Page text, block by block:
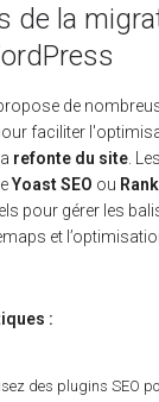
de la
de
faciliter
refonte du site . Les
Yoast SEO ou
pour gérer les
et
:
des plugins SEO